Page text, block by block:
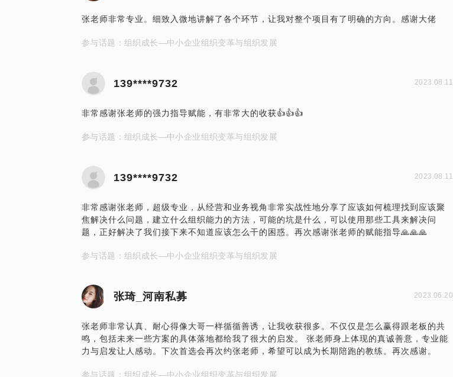
张老师非常专业。细致入微地讲解了各个环节，让我对整个项目有了明确的方向。感谢大佬
参与话题：组织成长—中小企业组织变革与组织发展
139****9732 2023.08.11
非常感谢张老师的强力指导赋能，有非常大的收获👍👍👍
参与话题：组织成长—中小企业组织变革与组织发展
139****9732 2023.08.11
非常感谢张老师，超级专业，从经营和业务视角非常实战性地分享了应该如何梳理找到应该聚
焦解决什么问题，建立什么组织能力的方法，可能的坑是什么，可以使用那些工具来解决问
题，正好解决了我们接下来不知道应该怎么干的困惑。再次感谢张老师的赋能指导🙏🙏🙏
参与话题：组织成长—中小企业组织变革与组织发展
张琦_河南私募 2023.06.20
张老师非常认真、耐心得像大哥一样循循善诱，让我收获很多。不仅仅是怎么赢得跟老板的共
鸣，包括未来一些方案的具体落地都给我了很大的启发。 张老师身上体现的真诚善意，专业能
力与启发让人感动。下次首选会再次约张老师，希望可以成为长期陪跑的教练。再次感谢。
参与话题：组织成长—中小企业组织变革与组织发展